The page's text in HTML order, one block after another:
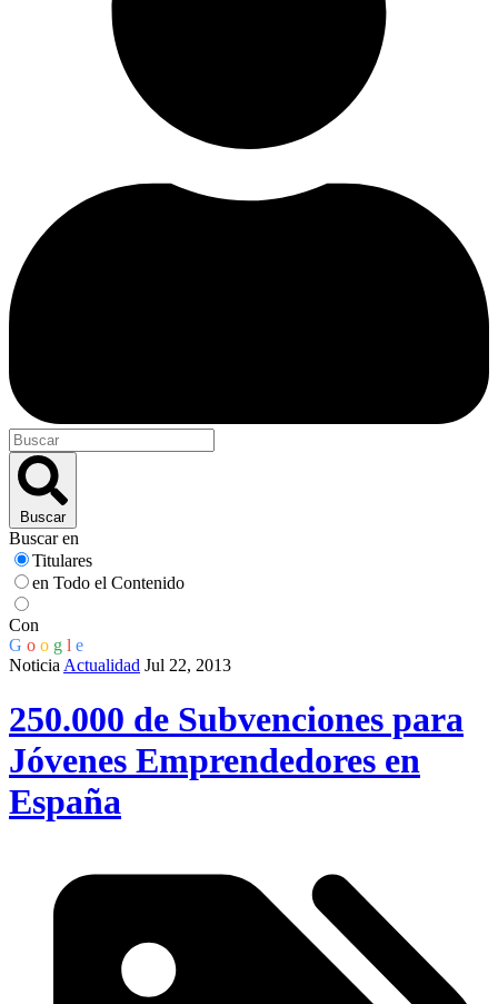
Buscar
Buscar en
Titulares
en Todo el Contenido
Con
G o o g l e
Noticia Actualidad Jul 22, 2013
250.000 de Subvenciones para
Jóvenes Emprendedores en
España